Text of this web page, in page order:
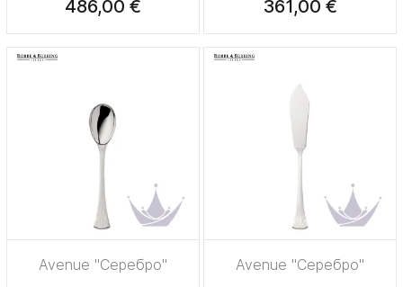
486,00 € 361,00 €
Avenue "Серебро" Avenue "Серебро"